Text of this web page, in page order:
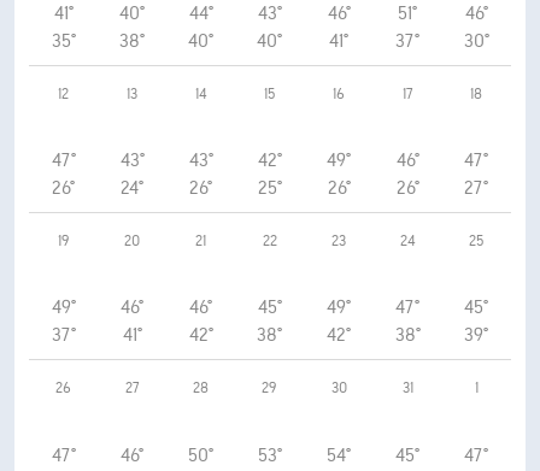
41°
35°
40°
38°
44°
40°
43°
40°
46°
41°
51°
37°
46°
30°
12
47°
26°
13
43°
24°
14
43°
26°
15
42°
25°
16
49°
26°
17
46°
26°
18
47°
27°
19
49°
37°
20
46°
41°
21
46°
42°
22
45°
38°
23
49°
42°
24
47°
38°
25
45°
39°
26
47°
27
46°
28
50°
29
53°
30
54°
31
45°
1
47°